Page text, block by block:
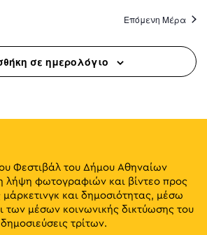
Επόμενη Μέρα
σε ημερολόγιο
Φεστιβάλ του Δήμου Αθηναίων
λήψη φωτογραφιών και βίντεο προς
μάρκετινγκ και δημοσιότητας, μέσω
των μέσων κοινωνικής δικτύωσης του
τρίτων.